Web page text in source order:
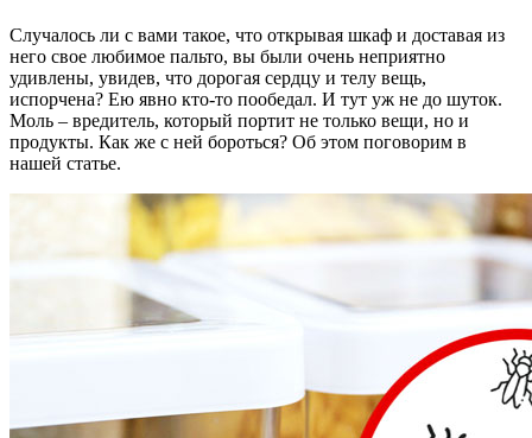
Случалось ли с вами такое, что открывая шкаф и доставая из
него свое любимое пальто, вы были очень неприятно
удивлены, увидев, что дорогая сердцу и телу вещь,
испорчена? Ею явно кто-то пообедал. И тут уж не до шуток.
Моль – вредитель, который портит не только вещи, но и
продукты. Как же с ней бороться? Об этом поговорим в
нашей статье.